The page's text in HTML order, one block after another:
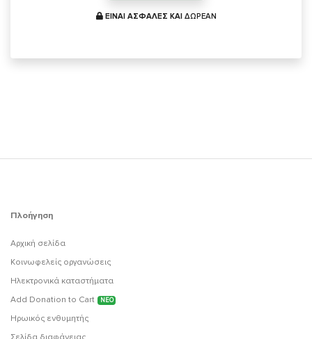
ΕΙΝΑΙ ΑΣΦΑΛΕΣ ΚΑΙ ΔΩΡΕΑΝ
Πλοήγηση
Αρχική σελίδα
Κοινωφελείς οργανώσεις
Ηλεκτρονικά καταστήματα
Add Donation to Cart
ΝΕΟ
Ηρωικός ενθυμητής